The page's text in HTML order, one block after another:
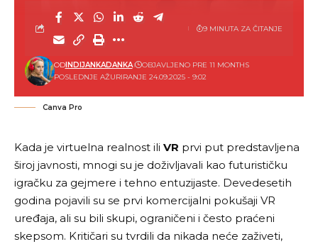
POSLEDNJE AŽURIRANJE 24.09.2025 - 9:02
ODINDIJANKADANKA OBJAVLJENO PRE 11 MONTHS
9 MINUTA ZA ČITANJE
Canva Pro
Kada je virtuelna realnost ili VR prvi put predstavljena
široj javnosti, mnogi su je doživljavali kao futurističku
igračku za gejmere i tehno entuzijaste. Devedesetih
godina pojavili su se prvi komercijalni pokušaji VR
uređaja, ali su bili skupi, ograničeni i često praćeni
skepsom. Kritičari su tvrdili da nikada neće zaživeti,